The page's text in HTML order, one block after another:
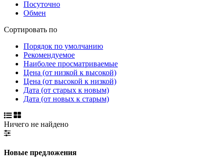
Посуточно
Обмен
Сортировать по
Порядок по умолчанию
Рекомендуемое
Наиболее просматриваемые
Цена (от низкой к высокой)
Цена (от высокой к низкой)
Дата (от старых к новым)
Дата (от новых к старым)
Ничего не найдено
Новые предложения